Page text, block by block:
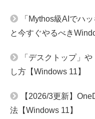
「Mythos級AIでハ
と今すぐやるべき
「デスクトップ」
し方【Windows 11】
【2026/3更新】
法【Windows 11】